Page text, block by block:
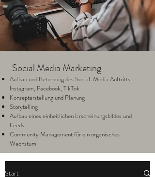
Social Media Marketing
Aufbau und Betreuung des Social-Media Auftritts:
Instagram, Facebook, TikTok
Konzepterstellung und Planung
Storytelling
Aufbau eines einheitlichen Erscheinungsbildes und
Feeds
Community Management für ein organisches
Wachstum
Start